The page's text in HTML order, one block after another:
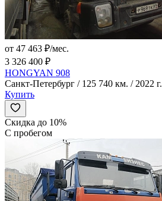
от 47 463 ₽/мес.
3 326 400 ₽
HONGYAN 908
Санкт-Петербург / 125 740 км. / 2022 г.
Купить
Скидка до 10%
С пробегом